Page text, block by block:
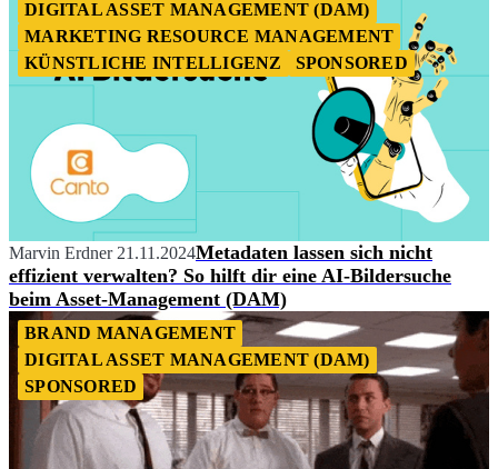
DIGITAL ASSET MANAGEMENT (DAM)
MARKETING RESOURCE MANAGEMENT
KÜNSTLICHE INTELLIGENZ
SPONSORED
Marvin Erdner 21.11.2024Metadaten lassen sich nicht
effizient verwalten? So hilft dir eine AI-Bildersuche
beim Asset-Management (DAM)
BRAND MANAGEMENT
DIGITAL ASSET MANAGEMENT (DAM)
SPONSORED